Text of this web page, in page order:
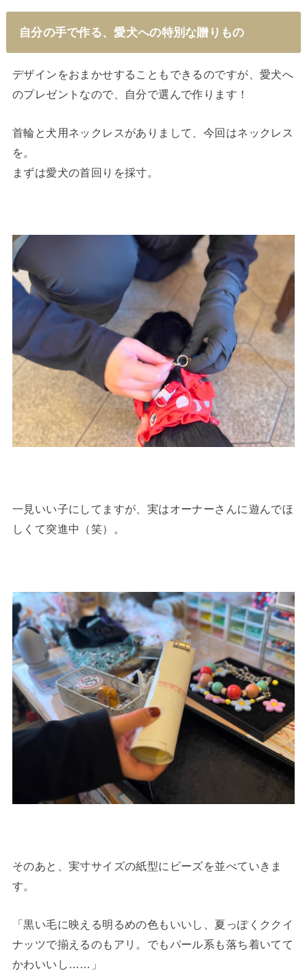
自分の手で作る、愛犬への特別な贈りもの
デザインをおまかせすることもできるのですが、愛犬へ
のプレゼントなので、自分で選んで作ります！
首輪と犬用ネックレスがありまして、今回はネックレス
を。
まずは愛犬の首回りを採寸。
一見いい子にしてますが、実はオーナーさんに遊んでほ
しくて突進中（笑）。
そのあと、実寸サイズの紙型にビーズを並べていきま
す。
「黒い毛に映える明るめの色もいいし、夏っぽくククイ
ナッツで揃えるのもアリ。でもパール系も落ち着いてて
かわいいし……」